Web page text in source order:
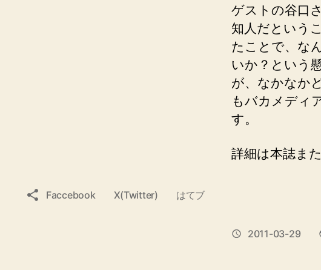
ゲストの谷口
知人だという
たことで、な
いか？という
が、なかなか
もバカメディ
す。
詳細は本誌ま
SNS
Share
Faccebook X(Twitter) はてブ
投
2011-03-29